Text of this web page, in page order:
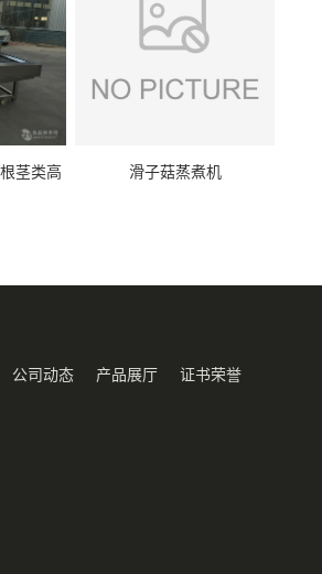
茎类高
滑子菇蒸煮机
公司动态 产品展厅 证书荣誉